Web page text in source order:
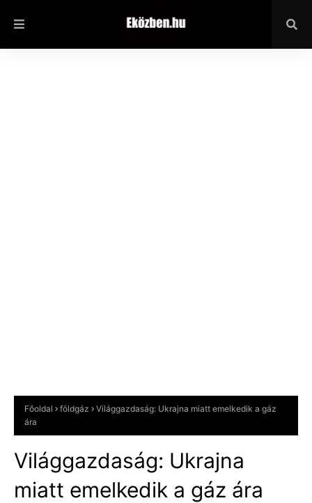
Főoldal földgáz
Világgazdaság: Ukrajna miatt emelkedik a gáz
ára
Világgazdaság: Ukrajna
miatt emelkedik a gáz ára